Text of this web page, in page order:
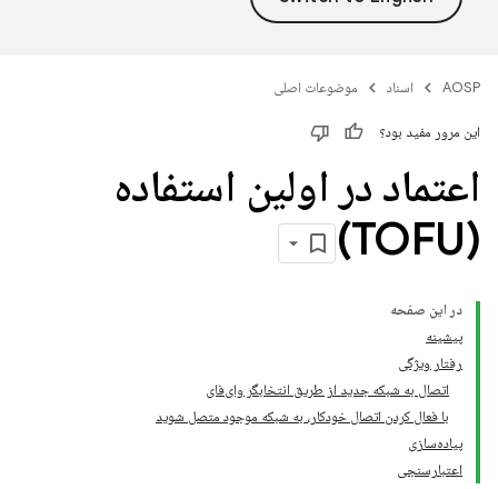
AOSP اسناد موضوعات اصلی
این مرور مفید بود؟
اعتماد در اولین استفاده
(TOFU)
در این صفحه
پیشینه
رفتار ویژگی
اتصال به شبکه جدید از طریق انتخابگر وای‌فای
با فعال کردن اتصال خودکار، به شبکه موجود متصل شوید
پیاده‌سازی
اعتبارسنجی